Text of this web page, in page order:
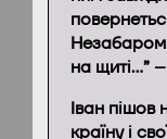
на щиті…”
Іван
країну і